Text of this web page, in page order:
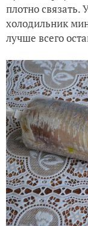
плотно связать.
холодильник
лучше всего